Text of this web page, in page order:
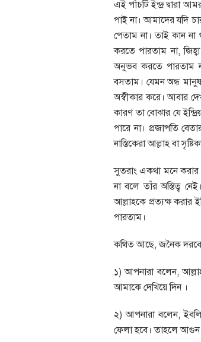
এই পাঁচটি ইন্দ্র দ্বারা
পাই না। আমাদের যদি
পেতাম না। তাই কান
করতে পারতাম না,
অনুভব করতে পারতাম
বসতাম। যেমন অন্ধ মানুষ
অস্বীকার করে। আবার
কারণ তা বোঝার যে
পারে না। প্রজাপতি
নাস্তিকেরা আল্লাহ বা
সুতরাং একথা মনে করার
না বলে তাঁর অস্তিত্ব
আল্লাহকে প্রত্যক্ষ করার
পারতাম।
কথিত আছে, জনৈক
১) আপনারা বলেন,
আমাকে দেখিয়ে দিন ।
২) আপনারা বলেন,
ফেলা হবে। তাহলে আগুন